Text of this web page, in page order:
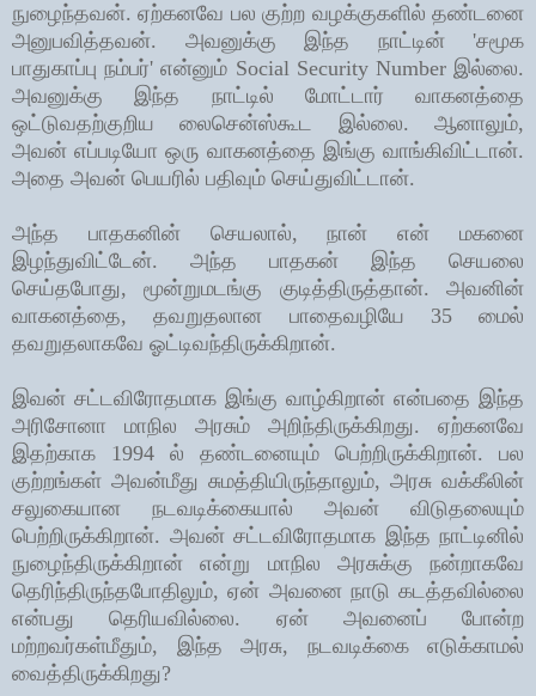
நுழைந்தவன். ஏற்கனவே பல குற்ற வழக்குகளில் தண்டனை
அனுபவித்தவன். அவனுக்கு இந்த நாட்டின் 'சமூக
பாதுகாப்பு நம்பர்' என்னும் Social Security Number இல்லை.
அவனுக்கு இந்த நாட்டில் மோட்டார் வாகனத்தை
ஒட்டுவதற்குறிய லைசென்ஸ்கூட இல்லை.ஆனாலும்,
அவன் எப்படியோ ஒரு வாகனத்தை இங்கு வாங்கிவிட்டான்.
அதை அவன் பெயரில் பதிவும் செய்துவிட்டான்.
அந்த பாதகனின் செயலால், நான் என் மகனை
இழந்துவிட்டேன். அந்த பாதகன் இந்த செயலை
செய்தபோது, மூன்றுமடங்கு குடித்திருத்தான். அவனின்
வாகனத்தை, தவறுதலான பாதைவழியே 35 மைல்
தவறுதலாகவே ஓட்டிவந்திருக்கிறான்.
இவன் சட்டவிரோதமாக இங்கு வாழ்கிறான் என்பதை இந்த
அரிசோனா மாநில அரசும் அறிந்திருக்கிறது. ஏற்கனவே
இதற்காக 1994 ல் தண்டனையும் பெற்றிருக்கிறான். பல
குற்றங்கள் அவன்மீது சுமத்தியிருந்தாலும், அரசு வக்கீலின்
சலுகையான நடவடிக்கையால் அவன் விடுதலையும்
பெற்றிருக்கிறான். அவன் சட்டவிரோதமாக இந்த நாட்டினில்
நுழைந்திருக்கிறான் என்று மாநில அரசுக்கு நன்றாகவே
தெரிந்திருந்தபோதிலும், ஏன் அவனை நாடு கடத்தவில்லை
என்பது தெரியவில்லை. ஏன் அவனைப் போன்ற
மற்றவர்கள்மீதும், இந்த அரசு, நடவடிக்கை எடுக்காமல்
வைத்திருக்கிறது?